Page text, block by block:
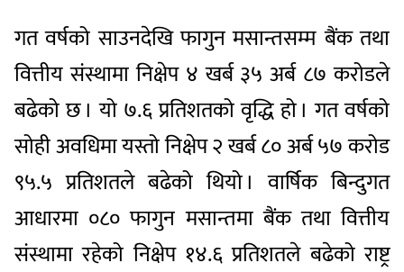
गत वर्षको साउनदेखि फागुन मसान्तसम्म बैंक तथा
वित्तीय संस्थामा निक्षेप ४ खर्ब ३५ अर्ब ८७ करोडले
बढेको छ । यो ७.६ प्रतिशतको वृद्धि हो । गत वर्षको
सोही अवधिमा यस्तो निक्षेप २ खर्ब ८० अर्ब ५७ करोड
९५.५ प्रतिशतले बढेको थियो । वार्षिक बिन्दुगत
आधारमा ०८० फागुन मसान्तमा बैंक तथा वित्तीय
संस्थामा रहेको निक्षेप १४.६ प्रतिशतले बढेको राष्ट्र